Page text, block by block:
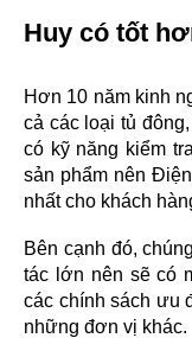
Huy có tốt
Hơn 10 năm kinh
cả các loại tủ
có kỹ năng kiểm
sản phẩm nên
nhất cho khách
Bên cạnh đó,
tác lớn nên sẽ có
các chính sách ưu
những đơn vị khác.